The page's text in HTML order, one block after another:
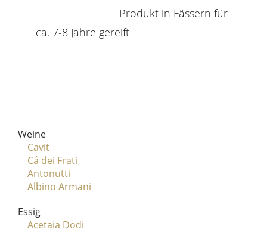
Produkt in Fässern für
ca. 7-8 Jahre gereift
Weine
Cavit
Cá dei Frati
Antonutti
Albino Armani
Essig
Acetaia Dodi